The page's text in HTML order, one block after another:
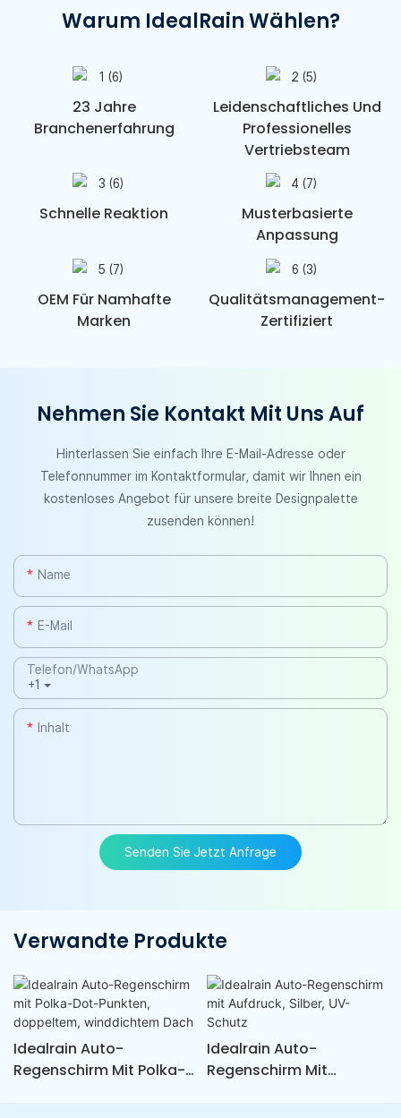
Warum IdealRain Wählen?
23 Jahre
Branchenerfahrung
Leidenschaftliches Und
Professionelles
Vertriebsteam
Schnelle Reaktion
Musterbasierte
Anpassung
OEM Für Namhafte
Marken
Qualitätsmanagement-
Zertifiziert
Nehmen Sie Kontakt Mit Uns Auf
Hinterlassen Sie einfach Ihre E-Mail-Adresse oder
Telefonnummer im Kontaktformular, damit wir Ihnen ein
kostenloses Angebot für unsere breite Designpalette
zusenden können!
Name
E-Mail
+1
Telefon/WhatsApp
Inhalt
Senden Sie Jetzt Anfrage
Verwandte Produkte
Idealrain Auto-
Regenschirm Mit Polka-
Idealrain Auto-
Regenschirm Mit